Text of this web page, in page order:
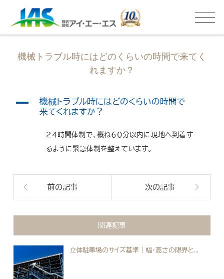
機械トラブル時にはどのくらいの時間で来てく
れますか？
A
機械トラブル時にはどのくらいの時間で
来てくれますか？
２４時間体制で、概ね６０分以内に現地へ到着す
るように緊急体制を整えています。
前の記事 次の記事
関連記事
立体駐車場のサイズ基準｜幅・高さの限界と...